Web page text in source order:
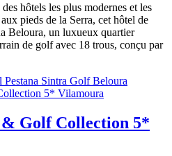
hôtels les plus modernes et les
pieds de la Serra, cet hôtel de
Beloura, un luxueux quartier
de golf avec 18 trous, conçu par
Sintra Golf Beloura
Golf Collection 5*